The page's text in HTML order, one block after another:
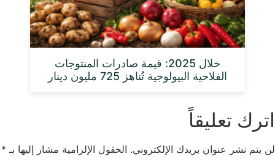
خلال 2025: قيمة صادرات المنتوجات
الفلاحية البيولوجية تُناهز 725 مليون دينار
اترك تعليقاً
لن يتم نشر عنوان بريدك الإلكتروني. الحقول الإلزامية مشار إليها بـ *